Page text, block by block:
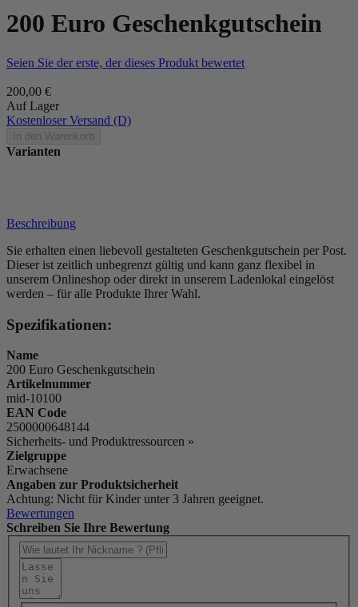
200 Euro Geschenkgutschein
Seien Sie der erste, der dieses Produkt bewertet
200,00 €
Auf Lager
Kostenloser Versand (D)
In den Warenkorb
Varianten
Beschreibung
Sie erhalten einen liebevoll gestalteten Geschenkgutschein per Post.
Dieser ist zeitlich unbegrenzt gültig und kann ganz flexibel in
unserem Onlineshop oder direkt in unserem Ladenlokal eingelöst
werden – für alle Produkte Ihrer Wahl.
Spezifikationen:
Name
200 Euro Geschenkgutschein
Artikelnummer
mid-10100
EAN Code
2500000648144
Sicherheits- und Produktressourcen »
Zielgruppe
Erwachsene
Angaben zur Produktsicherheit
Achtung: Nicht für Kinder unter 3 Jahren geeignet.
Bewertungen
Schreiben Sie Ihre Bewertung